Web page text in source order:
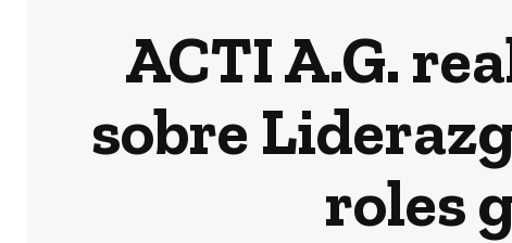
ACTI A.G.
sobre
roles